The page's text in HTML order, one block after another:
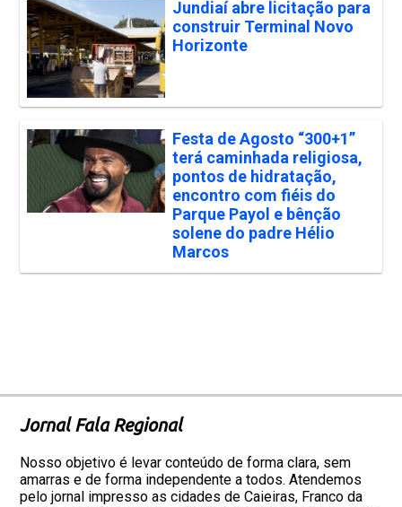
Jundiaí abre licitação para
construir Terminal Novo
Horizonte
Festa de Agosto “300+1”
terá caminhada religiosa,
pontos de hidratação,
encontro com fiéis do
Parque Payol e bênção
solene do padre Hélio
Marcos
Jornal Fala Regional
Nosso objetivo é levar conteúdo de forma clara, sem
amarras e de forma independente a todos. Atendemos
pelo jornal impresso as cidades de Caieiras, Franco da